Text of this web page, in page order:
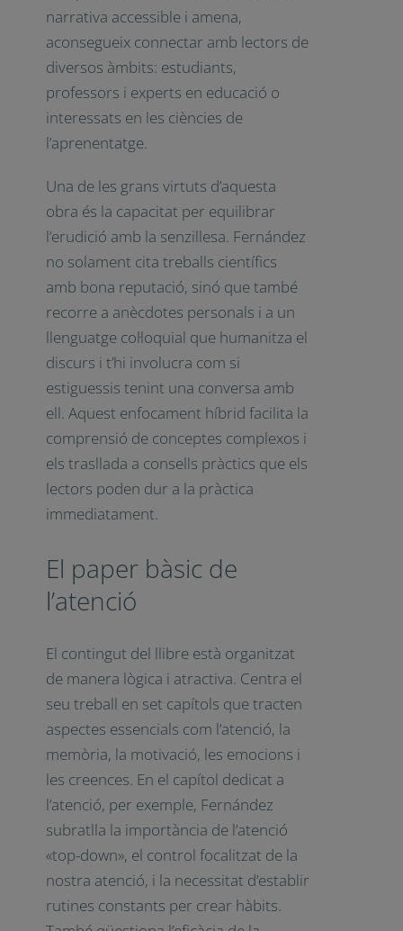
com a la recerca, aborda aquest
fenomen amb una mirada
comprensiva i científica. A través
d’una narrativa accessible i amena,
aconsegueix connectar amb lectors
de diversos àmbits: estudiants,
interessats en les ciències de
l’aprenentatge.
Una de les grans virtuts d’aquesta
obra és la capacitat per equilibrar
l’erudició amb la senzillesa.
Fernández no solament cita treballs
científics amb bona reputació, sinó
que també recorre a anècdotes
personals i a un llenguatge col·loquial
que humanitza el discurs i t’hi
involucra com si estiguessis tenint
una conversa amb ell. Aquest
enfocament híbrid facilita la
i els trasllada a consells pràctics que
els lectors poden dur a la pràctica
immediatament.
El paper bàsic de
l’atenció
El contingut del llibre està organitzat
de manera lògica i atractiva. Centra
el seu treball en set capítols que
tracten aspectes essencials com
l’atenció, la memòria, la motivació,
les emocions i les creences. En el
capítol dedicat a l’atenció, per